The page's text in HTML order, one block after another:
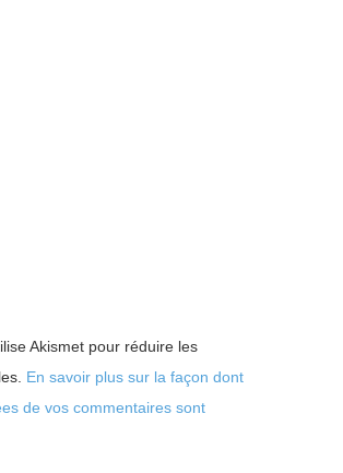
Akismet pour réduire les
En savoir plus sur la façon dont
de vos commentaires sont